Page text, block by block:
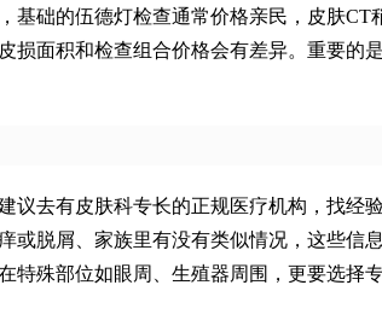
基础的伍德灯检查通常价格亲民，皮肤
损面积和检查组合价格会有差异。重要的
议去有皮肤科专长的正规医疗机构，找经
或脱屑、家族里有没有类似情况，这些信
特殊部位如眼周、生殖器周围，更要选择